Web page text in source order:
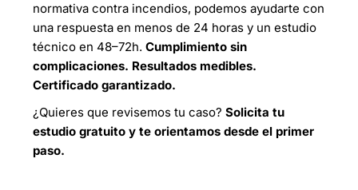
normativa contra incendios, podemos ayudarte con
una respuesta en menos de 24 horas y un estudio
técnico en 48–72h.Cumplimiento sin
complicaciones. Resultados medibles.
Certificado garantizado.
¿Quieres que revisemos tu caso?Solicita tu
estudio gratuito y te orientamos desde el primer
paso.